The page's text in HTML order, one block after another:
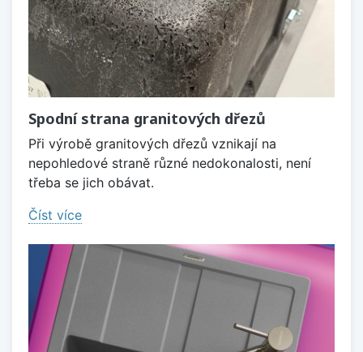
Spodní strana granitových dřezů
Při výrobě granitových dřezů vznikají na
nepohledové straně různé nedokonalosti, není
třeba se jich obávat.
Číst více